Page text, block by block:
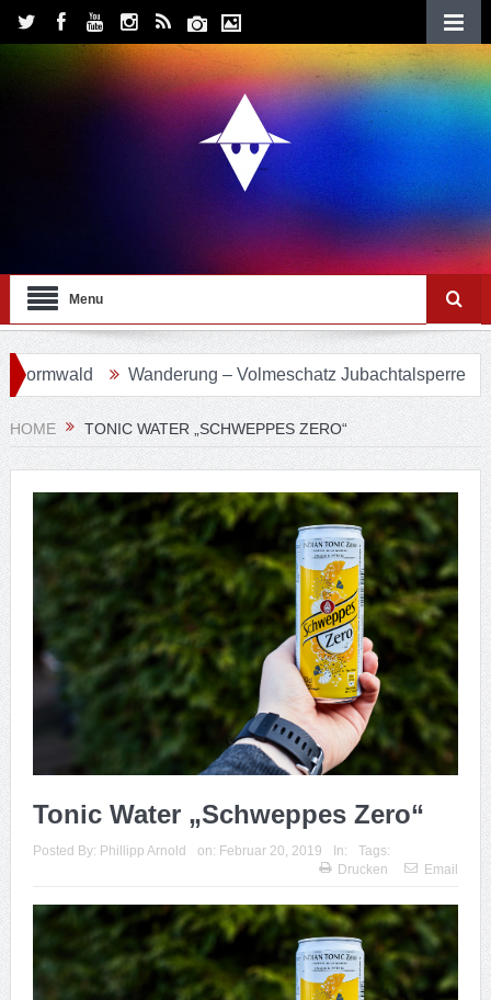
Menu
Wanderung – Volmeschatz Jubachtalsperre
HOME TONIC WATER „SCHWEPPES ZERO“
Tonic Water „Schweppes Zero“
Posted By: Phillipp Arnold on: Februar 20, 2019 In:
Tags:
Drucken
Email